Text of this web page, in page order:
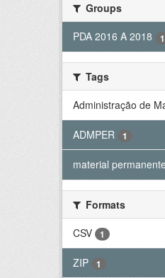
Groups
PDA 2016 A 2018
1
Tags
Administração de
ADMPER 1
material permanente
Formats
CSV
1
ZIP 1